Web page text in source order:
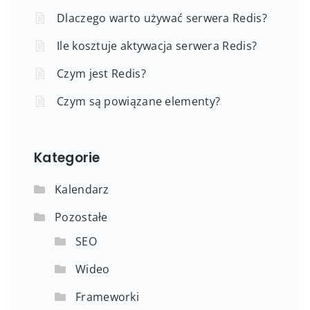
Dlaczego warto używać serwera Redis?
Ile kosztuje aktywacja serwera Redis?
Czym jest Redis?
Czym są powiązane elementy?
Kategorie
Kalendarz
Pozostałe
SEO
Wideo
Frameworki